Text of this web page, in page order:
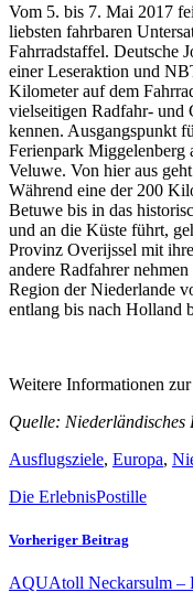
Vom 5. bis 7. Mai 2017
liebsten fahrbaren
Fahrradstaffel. Deutsche
einer Leseraktion und
Kilometer auf dem
vielseitigen Radfahr- und
kennen. Ausgangspunkt
Ferienpark Miggelenberg
Veluwe. Von hier aus
Während eine der 200
Betuwe bis in das
und an die Küste führt,
Provinz Overijssel mit
andere Radfahrer
Region der Niederlande
entlang bis nach Holland
Weitere Informationen
Quelle:
Ausflugsziele, Europa,
Die ErlebnisPostille
Vorheriger Beitrag
AQUAtoll Neckarsulm –